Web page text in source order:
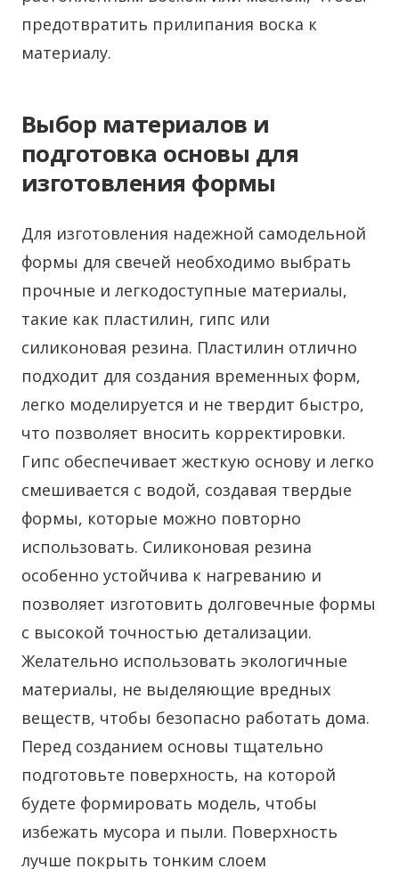
предотвратить прилипания воска к
материалу.
Выбор материалов и
подготовка основы для
изготовления формы
Для изготовления надежной самодельной
формы для свечей необходимо выбрать
прочные и легкодоступные материалы,
такие как пластилин, гипс или
силиконовая резина. Пластилин отлично
подходит для создания временных форм,
легко моделируется и не твердит быстро,
что позволяет вносить корректировки.
Гипс обеспечивает жесткую основу и легко
смешивается с водой, создавая твердые
формы, которые можно повторно
использовать. Силиконовая резина
особенно устойчива к нагреванию и
позволяет изготовить долговечные формы
с высокой точностью детализации.
Желательно использовать экологичные
материалы, не выделяющие вредных
веществ, чтобы безопасно работать дома.
Перед созданием основы тщательно
подготовьте поверхность, на которой
будете формировать модель, чтобы
избежать мусора и пыли. Поверхность
лучше покрыть тонким слоем